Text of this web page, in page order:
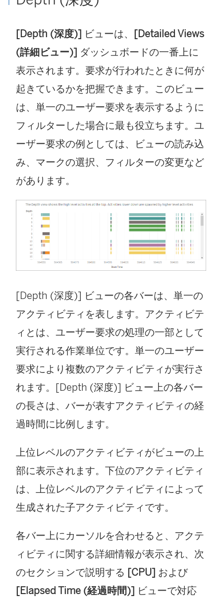
[Depth (深度)] ビューは、 [Detailed Views
(詳細ビュー)] ダッシュボードの一番上に
表示されます。要求が行われたときに何が
起きているかを把握できます。このビュー
は、単一のユーザー要求を表示するように
フィルターした場合に最も役立ちます。ユ
ーザー要求の例としては、ビューの読み込
み、マークの選択、フィルターの変更など
があります。
[Depth (深度)] ビューの各バーは、単一の
アクティビティを表します。アクティビテ
ィとは、ユーザー要求の処理の一部として
実行される作業単位です。単一のユーザー
要求により複数のアクティビティが実行さ
れます。[Depth (深度)] ビュー上の各バー
の長さは、バーが表すアクティビティの経
過時間に比例します。
上位レベルのアクティビティがビューの上
部に表示されます。下位のアクティビティ
は、上位レベルのアクティビティによって
生成された子アクティビティです。
各バー上にカーソルを合わせると、アクテ
ィビティに関する詳細情報が表示され、次
のセクションで説明する [CPU] および
[Elapsed Time (経過時間)] ビューで対応